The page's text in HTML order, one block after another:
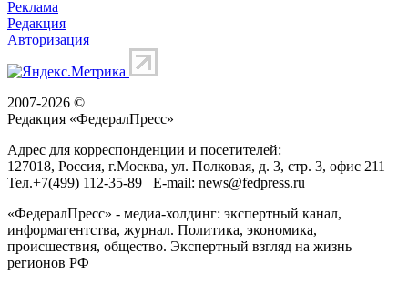
Реклама
Редакция
Авторизация
2007-2026 ©
Редакция «ФедералПресс»
Адрес для корреспонденции и посетителей:
127018, Россия, г.Москва, ул. Полковая, д. 3, стр. 3, офис 211
Тел.+7(499) 112-35-89 E-mail: news@fedpress.ru
«ФедералПресс» - медиа-холдинг: экспертный канал,
информагентства, журнал. Политика, экономика,
происшествия, общество. Экспертный взгляд на жизнь
регионов РФ